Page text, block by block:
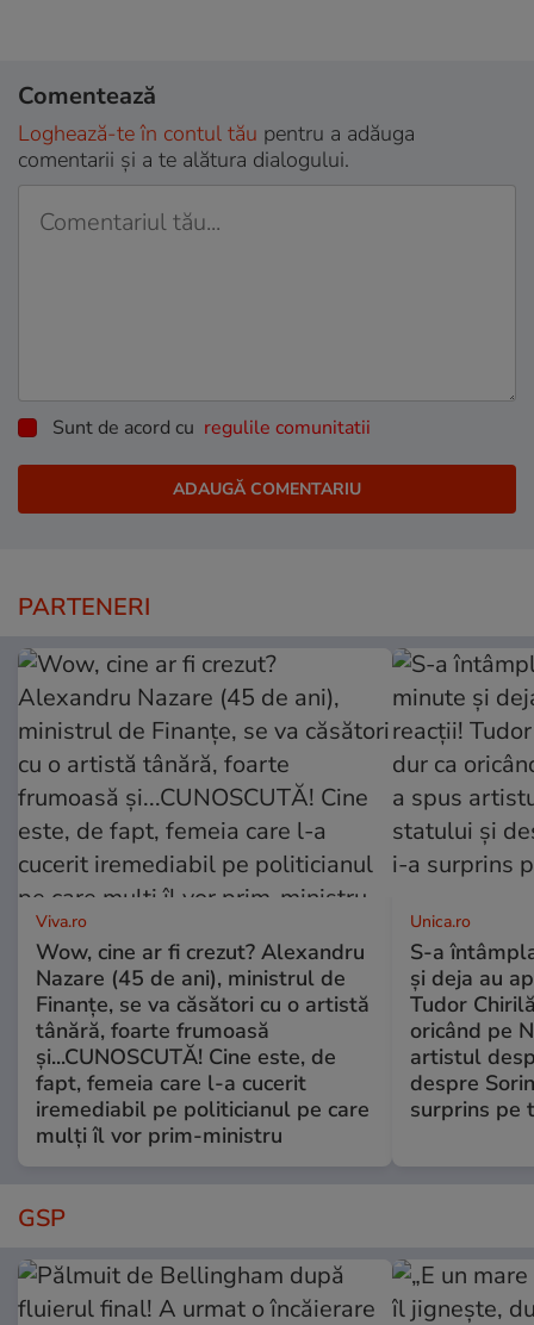
Comentează
Loghează-te în contul tău pentru a adăuga
comentarii și a te alătura dialogului.
Sunt de acord cu regulile comunitatii
PARTENERI
Viva.ro
Wow, cine ar fi crezut? Alexandru
Nazare (45 de ani), ministrul de
Finanțe, se va căsători cu o artistă
tânără, foarte frumoasă
și...CUNOSCUTĂ! Cine este, de
fapt, femeia care l-a cucerit
iremediabil pe politicianul pe care
mulți îl vor prim-ministru
Unica.ro
S-a
și deja au
Tudor
oricând pe
artistul
despre
surprins pe
GSP